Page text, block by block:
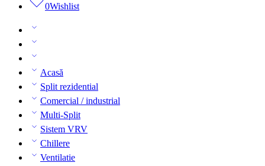
0Wishlist
Acasă
Split rezidential
Comercial / industrial
Multi-Split
Sistem VRV
Chillere
Ventilatie